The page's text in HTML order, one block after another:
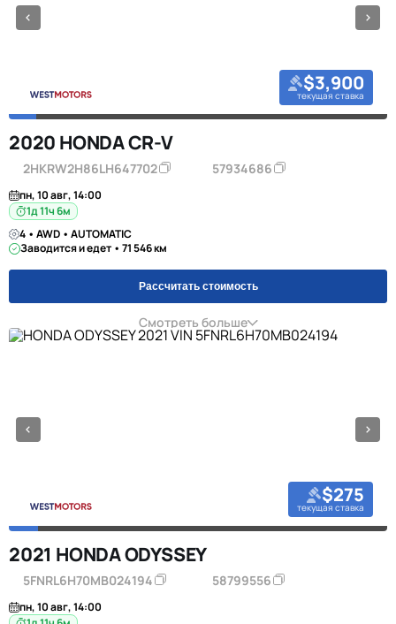
$3,900
текущая ставка
2020 HONDA CR-V
2HKRW2H86LH647702 57934686
пн, 10 авг, 14:00
1д 11ч 6м
4 • AWD • AUTOMATIC
Заводится и едет • 71 546 км
Рассчитать стоимость
Смотреть больше
$275
текущая ставка
2021 HONDA ODYSSEY
5FNRL6H70MB024194 58799556
пн, 10 авг, 14:00